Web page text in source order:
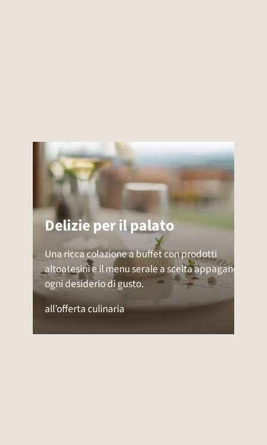
Delizie per il palato
Una ricca colazione a buffet con prodotti
altoatesini e il menu serale a scelta appagano
ogni desiderio di gusto.